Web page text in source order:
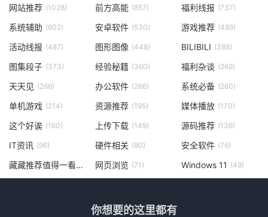
网站推荐 (1028) 前方高能 (857) 福利线报 (737)
系统辅助 (602) 安卓软件 (530) 游戏推荐 (489)
活动线报 (487) 图形图像 (448) BILIBILI (388)
图集段子 (373) 经验秘籍 (360) 福利杂谈 (269)
天天见 (266) 办公软件 (266) 系统必备 (260)
单机游戏 (214) 资源推荐 (195) 媒体播放 (170)
这个好诶 (160) 上传下载 (149) 源码推荐 (136)
IT资讯 (96) 硬件相关 (80) 安全软件 (76)
藏藏推荐值得一看 网页浏览 (71) Windows 11 (49)
你想要的这里都有